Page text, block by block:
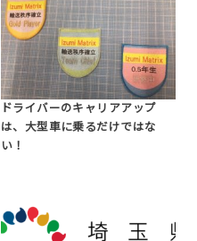
ドライバーのキャリアアップ
は、大型車に乗るだけではな
い！